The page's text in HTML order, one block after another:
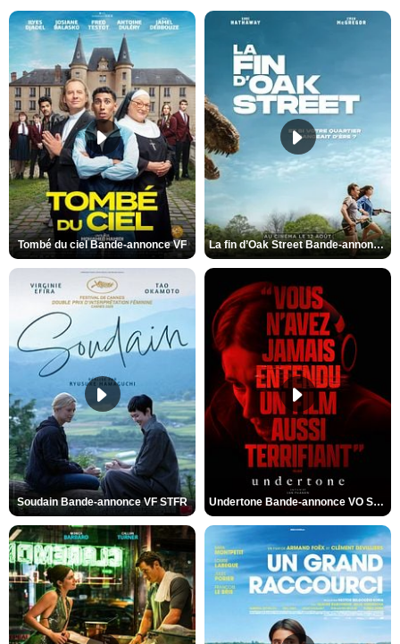
Tombé du ciel Bande-annonce VF La fin d’Oak Street Bande-annonce VO STFR
Soudain Bande-annonce VF STFR Undertone Bande-annonce VO STFR